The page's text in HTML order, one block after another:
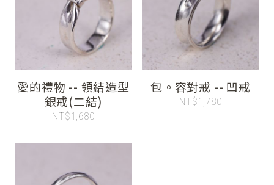
愛的禮物 -- 領結造型
銀戒(二結)
NT$1,680
包。容對戒 -- 凹戒
NT$1,780